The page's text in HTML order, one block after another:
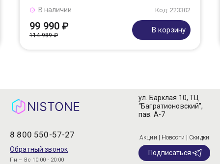
Код: 223302
В наличии
99 990 ₽
114 989 ₽
В корзину
8 800 550-57-27
Обратный звонок
Пн – Вс 10:00 - 20:00
ул. Барклая 10, ТЦ
“Багратионовский”,
пав. А-7
Акции | Новости | Скидки
Подписаться